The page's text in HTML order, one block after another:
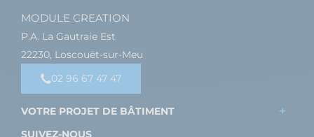
MODULE CREATION
P.A. La Gautraie Est
22230, Loscouët-sur-Meu
02 96 67 47 47
VOTRE PROJET DE BÂTIMENT
SUIVEZ-NOUS